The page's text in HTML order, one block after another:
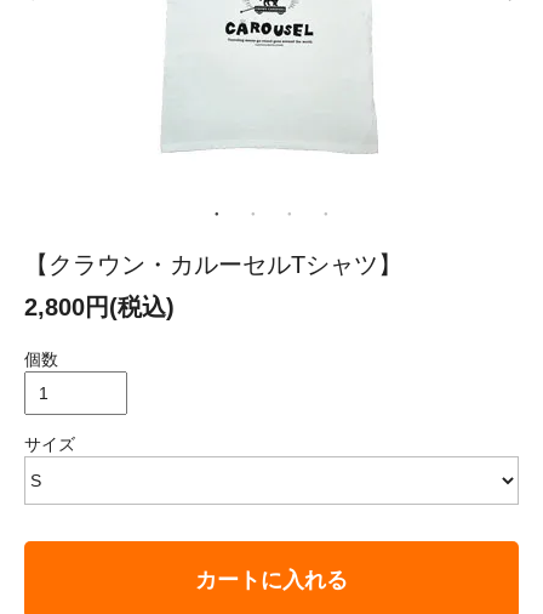
【クラウン・カルーセルTシャツ】
2,800円(税込)
個数
サイズ
カートに入れる